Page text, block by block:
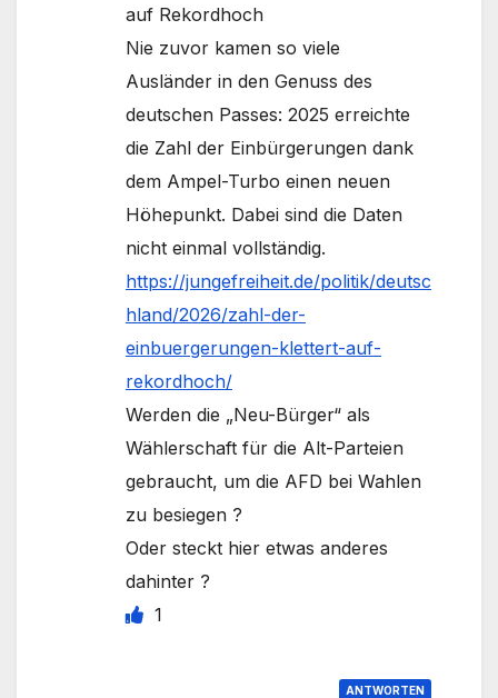
auf Rekordhoch
Nie zuvor kamen so viele
Ausländer in den Genuss des
deutschen Passes: 2025 erreichte
die Zahl der Einbürgerungen dank
dem Ampel-Turbo einen neuen
Höhepunkt. Dabei sind die Daten
nicht einmal vollständig.
https://jungefreiheit.de/politik/deutsc
hland/2026/zahl-der-
einbuergerungen-klettert-auf-
rekordhoch/
Werden die „Neu-Bürger“ als
Wählerschaft für die Alt-Parteien
gebraucht, um die AFD bei Wahlen
zu besiegen ?
Oder steckt hier etwas anderes
dahinter ?
1
ANTWORTEN